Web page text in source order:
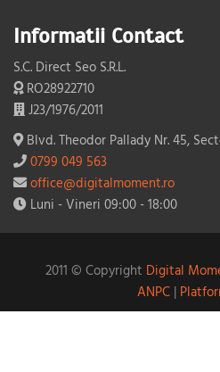
Informatii Contact
S.C. Direct Seo S.R.L.
RO28922710
J23/1976/2011
Blvd. Theodor Pallady Nr. 45,
0799 049 563
office@digitalmoment.ro
Luni - Vineri 09:00 - 18:00
2011 © Copyright Digital
ANPC |